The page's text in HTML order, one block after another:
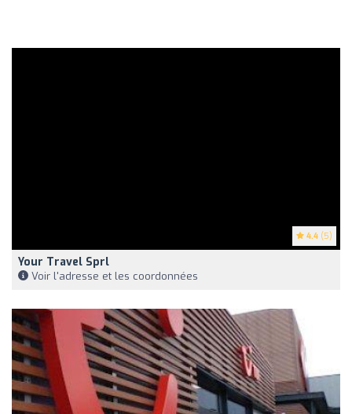
4.4 (5)
Your Travel Sprl
Voir l'adresse et les coordonnées